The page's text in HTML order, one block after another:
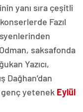
yanı sıra çeşitli
Fazıl
saksafonda
Yazıcı,
Dağhan’dan
yetenek Eylül